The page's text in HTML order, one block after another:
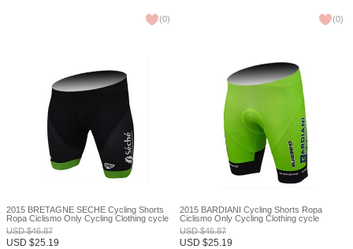
(0) (0)
2015 BRETAGNE SÉCHÉ Cycling Shorts
Ropa Ciclismo Only Cycling Clothing cycle
jerseys Ciclismo bicicletas maillot ciclismo
XXS
USD$46.87
USD $25.19
2015 BARDIANI Cycling Shorts Ropa
Ciclismo Only Cycling Clothing cycle
jerseys Ciclismo bicicletas maillot ciclismo
XXS
USD$46.87
USD $25.19